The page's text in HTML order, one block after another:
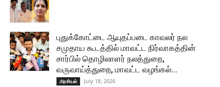
புதுக்கோட்டை ஆயுதப்படை காவலர் நல
சமுதாய கூடத்தில் மாவட்ட நிர்வாகத்தின்
சார்பில் தொழிலாளர் நலத்துறை,
வருவாய்த்துறை, மாவட்ட வழங்கல்...
அரசியல் July 18, 2026